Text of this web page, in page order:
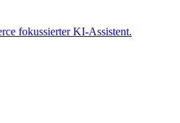
fokussierter KI-Assistent.